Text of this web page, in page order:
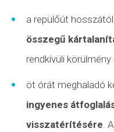
a repülőút
összegű
rendkívüli
öt órát meghaladó
ingyenes
visszatérítésére .